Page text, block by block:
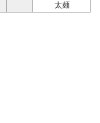
太麺